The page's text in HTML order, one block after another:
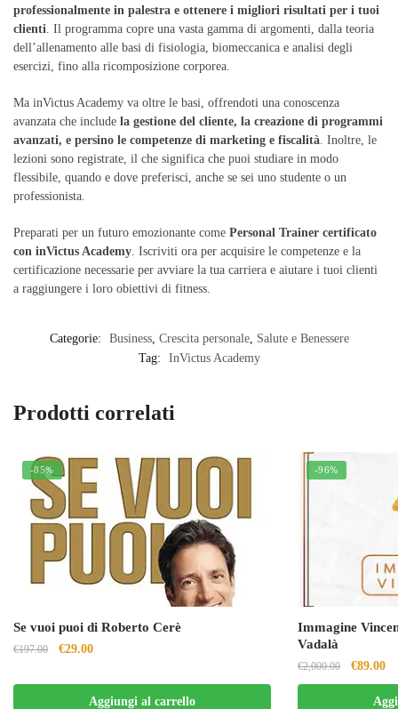
professionalmente in palestra e ottenere i migliori risultati per i tuoi
clienti. Il programma copre una vasta gamma di argomenti, dalla teoria
dell’allenamento alle basi di fisiologia, biomeccanica e analisi degli
esercizi, fino alla ricomposizione corporea.
Ma inVictus Academy va oltre le basi, offrendoti una conoscenza
avanzata che include la gestione del cliente, la creazione di programmi
avanzati, e persino le competenze di marketing e fiscalità. Inoltre, le
lezioni sono registrate, il che significa che puoi studiare in modo
flessibile, quando e dove preferisci, anche se sei uno studente o un
professionista.
Preparati per un futuro emozionante come Personal Trainer certificato
con inVictus Academy. Iscriviti ora per acquisire le competenze e la
certificazione necessarie per avviare la tua carriera e aiutare i tuoi clienti
a raggiungere i loro obiettivi di fitness.
Categorie: Business, Crescita personale, Salute e Benessere
Tag:
InVictus Academy
Prodotti correlati
-85%
Se vuoi puoi di Roberto Cerè
€197.00
Il
originale
€29.00Il
attuale
Aggiungi al carrello
-96%
Immagine
Vadalà
€2,000.00
Il
prezzo
originale
€89.00Il